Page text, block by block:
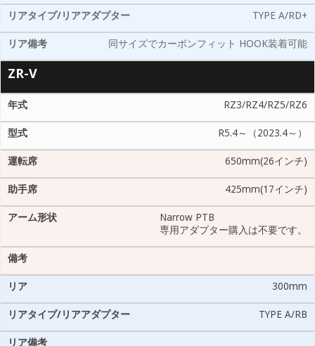
TYPE A/RD+
同サイズでカーボンフィット HOOK装着可能
ZR-V
RZ3/RZ4/RZ5/RZ6
R5.4～（2023.4～）
650mm(26インチ)
425mm(17インチ)
Narrow PTB
専用アダプター購入は不要です。
300mm
TYPE A/RB